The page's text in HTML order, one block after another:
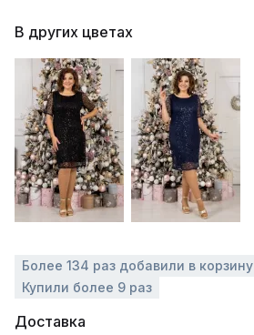
В других цветах
Более 134 раз добавили в корзину
Купили более 9 раз
Доставка